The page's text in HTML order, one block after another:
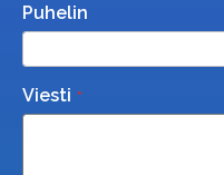
Puhelin
Viesti